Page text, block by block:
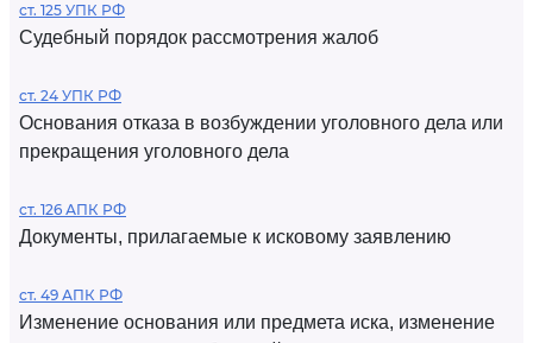
ст. 125 УПК РФ
Судебный порядок рассмотрения жалоб
ст. 24 УПК РФ
Основания отказа в возбуждении уголовного дела или
прекращения уголовного дела
ст. 126 АПК РФ
Документы, прилагаемые к исковому заявлению
ст. 49 АПК РФ
Изменение основания или предмета иска, изменение